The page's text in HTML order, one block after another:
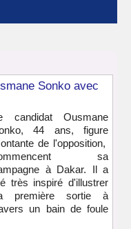
Sonko avec
candidat Ousmane
44 ans, figure
de l'opposition,
sa
à Dakar. Il a
très inspiré d'illustrer
première sortie à
un bain de foule